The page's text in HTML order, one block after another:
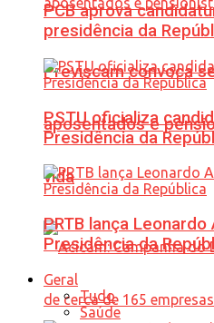
Previscam convoca
aposentados e
vida
PCB aprova
presidência da
PSTU oficializa
Presidência da
PRTB lança
Presidência da
Geral
Tudo
Saúde